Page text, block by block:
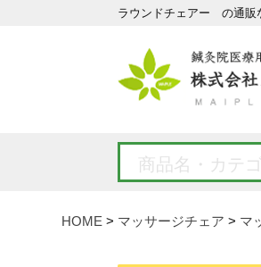
HOME マッサージチェア マ